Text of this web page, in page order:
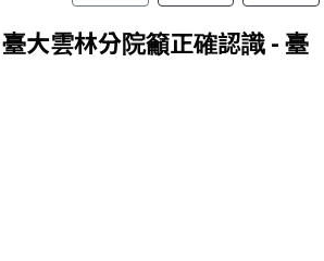
大雲林分院籲正確認識 - 臺